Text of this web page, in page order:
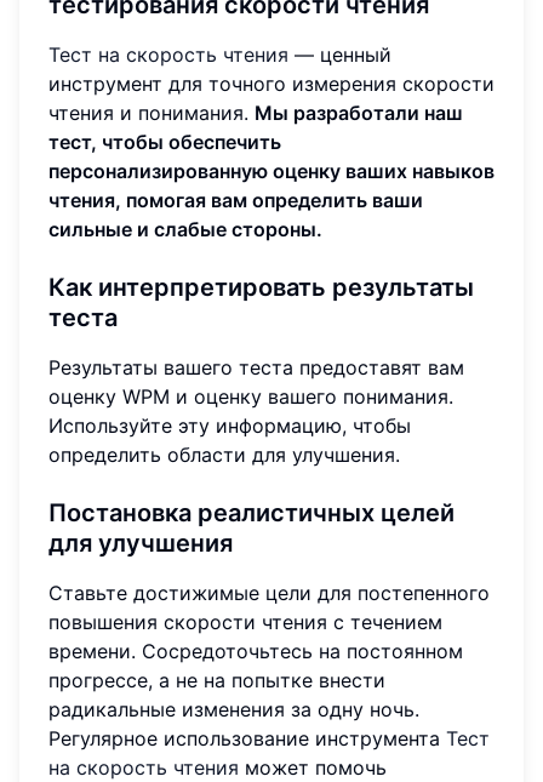
Тест на скорость чтения — ценный
инструмент для точного измерения скорости
чтения и понимания. Мы разработали наш
тест, чтобы обеспечить
персонализированную оценку ваших навыков
чтения, помогая вам определить ваши
сильные и слабые стороны.
Как интерпретировать результаты
теста
Результаты вашего теста предоставят вам
оценку WPM и оценку вашего понимания.
Используйте эту информацию, чтобы
определить области для улучшения.
Постановка реалистичных целей
для улучшения
Ставьте достижимые цели для постепенного
повышения скорости чтения с течением
времени. Сосредоточьтесь на постоянном
прогрессе, а не на попытке внести
радикальные изменения за одну ночь.
Регулярное использование инструмента Тест
на скорость чтения может помочь